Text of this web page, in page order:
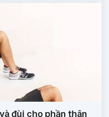
đùi cho phần thân